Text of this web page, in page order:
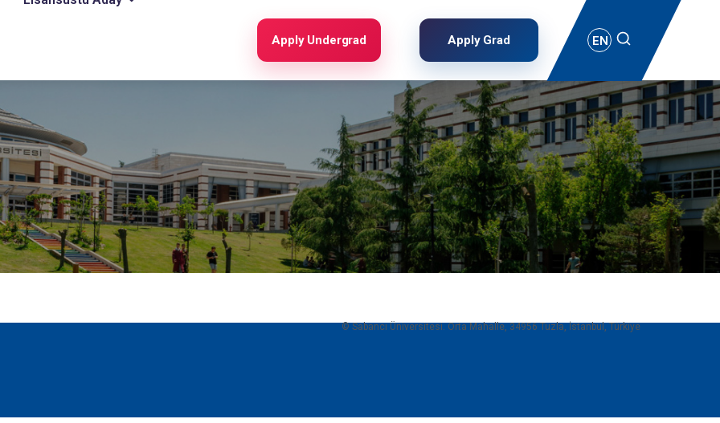
Apply Undergrad Apply Grad EN
Ara
© Sabancı Üniversitesi. Orta Mahalle, 34956 Tuzla, İstanbul, Türkiye